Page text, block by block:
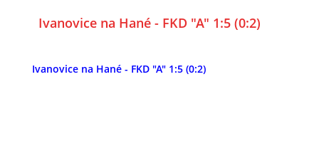
Ivanovice na Hané - FKD "A" 1:5 (0:2)
Ivanovice na Hané - FKD "A" 1:5 (0:2)